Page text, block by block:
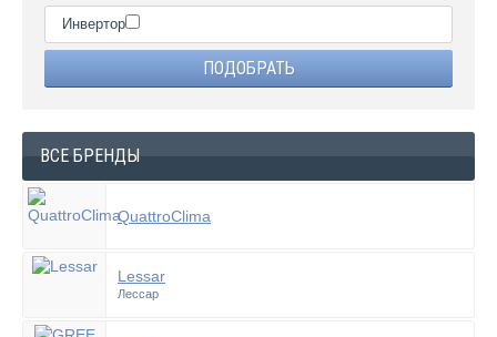
Инвертор
ВСЕ БРЕНДЫ
QuattroClima
Lessar
Лессар